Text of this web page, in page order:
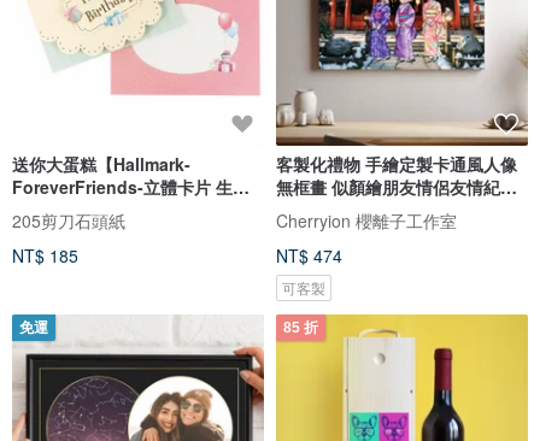
送你大蛋糕【Hallmark-
ForeverFriends-立體卡片 生日
祝福】
205剪刀石頭紙
NT$ 185
客製化禮物 手繪定製卡通風人像
無框畫 似顏繪朋友情侶友情紀念
日
Cherryion 櫻離子工作室
NT$ 474
可客製
免運 85 折